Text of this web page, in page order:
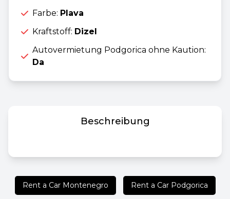
Farbe: Plava
Kraftstoff: Dizel
Autovermietung Podgorica ohne Kaution:
Da
Beschreibung
Rent a Car Montenegro Rent a Car Podgorica